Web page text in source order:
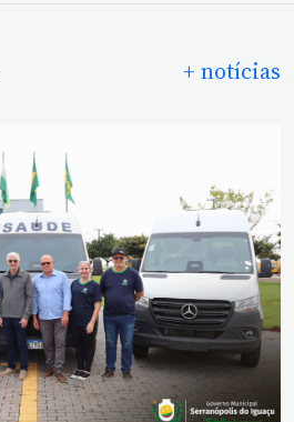
+ notícias